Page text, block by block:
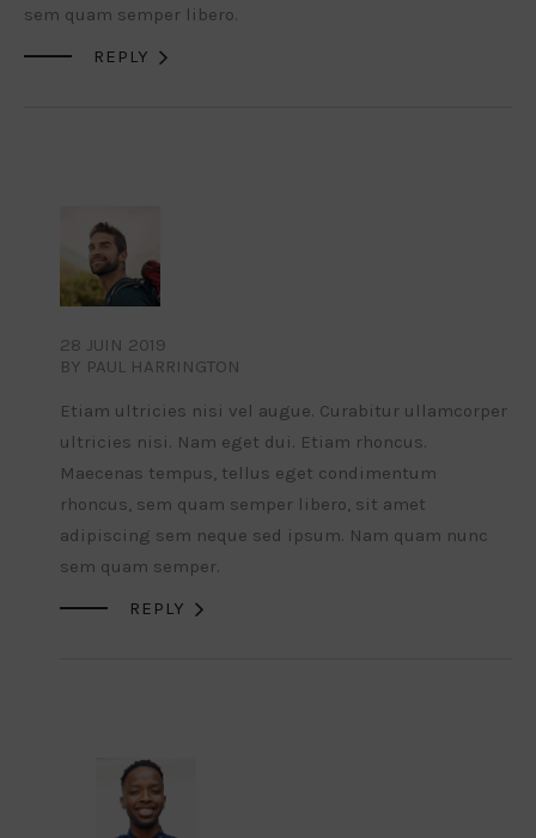
sem quam semper libero.
REPLY 
28 JUIN 2019
BY PAUL HARRINGTON
Etiam ultricies nisi vel augue. Curabitur ullamcorper
ultricies nisi. Nam eget dui. Etiam rhoncus.
Maecenas tempus, tellus eget condimentum
rhoncus, sem quam semper libero, sit amet
adipiscing sem neque sed ipsum. Nam quam nunc
sem quam semper.
REPLY 